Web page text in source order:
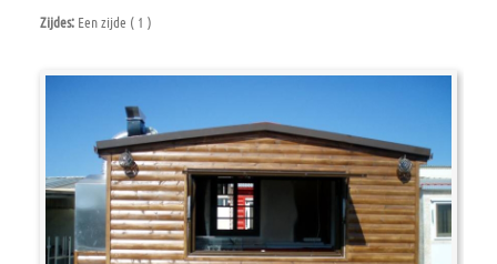
Zijdes: Een zijde ( 1 )